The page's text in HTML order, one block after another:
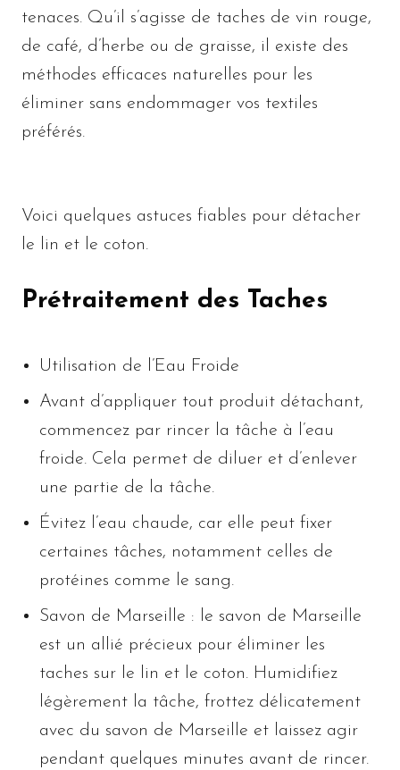
tenaces. Qu’il s’agisse de taches de vin rouge,
de café, d’herbe ou de graisse, il existe des
méthodes efficaces naturelles pour les
éliminer sans endommager vos textiles
préférés.
Voici quelques astuces fiables pour détacher
le lin et le coton.
Prétraitement des Taches
Utilisation de l’Eau Froide
Avant d’appliquer tout produit détachant,
commencez par rincer la tâche à l’eau
froide. Cela permet de diluer et d’enlever
une partie de la tâche.
Évitez l’eau chaude, car elle peut fixer
certaines tâches, notamment celles de
protéines comme le sang.
Savon de Marseille : le savon de Marseille
est un allié précieux pour éliminer les
taches sur le lin et le coton. Humidifiez
légèrement la tâche, frottez délicatement
avec du savon de Marseille et laissez agir
pendant quelques minutes avant de rincer.